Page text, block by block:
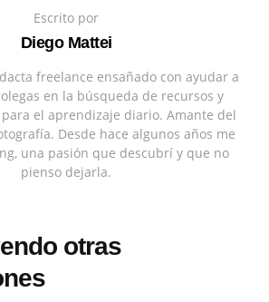
Escrito por
Diego Mattei
freelance ensañado con ayudar a
en la búsqueda de recursos y
el aprendizaje diario. Amante del
Desde hace algunos años me
una pasión que descubrí y que no
pienso dejarla.
otras